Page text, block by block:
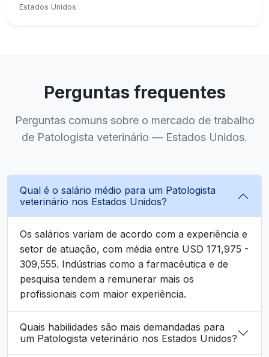
Estados Unidos
Perguntas frequentes
Perguntas comuns sobre o mercado de trabalho
de Patologista veterinário — Estados Unidos.
Qual é o salário médio para um Patologista
veterinário nos Estados Unidos?
Os salários variam de acordo com a experiência e
setor de atuação, com média entre USD 171,975 -
309,555. Indústrias como a farmacêutica e de
pesquisa tendem a remunerar mais os
profissionais com maior experiência.
Quais habilidades são mais demandadas para
um Patologista veterinário nos Estados Unidos?